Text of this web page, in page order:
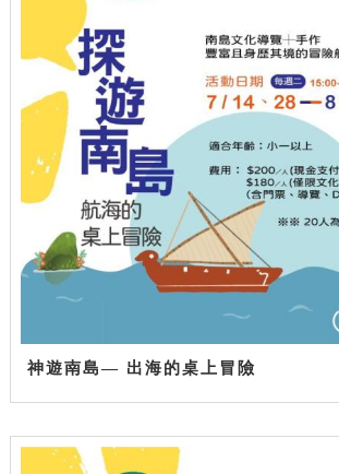
神遊南島— 出海的桌上冒險